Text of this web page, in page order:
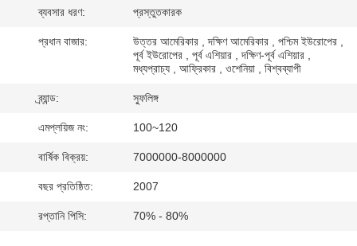
গুণমান
নিয়ন্ত্রণ
আমাদের
যোগাযোগ
ব্যবসার ধরণ: প্রস্তুতকারক
প্রধান বাজার:
উত্তর আমেরিকার , দক্ষিণ আমেরিকার , পশ্চিম ইউরোপের ,
পূর্ব ইউরোপের , পূর্ব এশিয়ার , দক্ষিণ-পূর্ব এশিয়ার ,
মধ্যপ্রাচ্য , আফ্রিকার , ওশেনিয়া , বিশ্বব্যাপী
ব্র্যান্ড: স্ফুলিঙ্গ
এমপ্লয়িজ নং: 100~120
বার্ষিক বিক্রয়: 7000000-8000000
বছর প্রতিষ্ঠিত: 2007
রপ্তানি পিসি: 70% - 80%